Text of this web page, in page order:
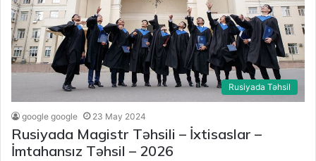
Rusiyada Təhsil
google google 23 May 2024
Rusiyada Magistr Təhsili – İxtisaslar –
İmtahansız Təhsil – 2026